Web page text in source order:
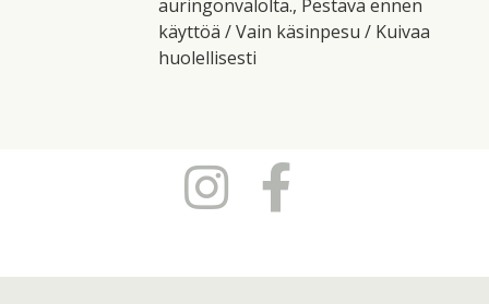
auringonvalolta., Pestävä ennen
käyttöä / Vain käsinpesu / Kuivaa
huolellisesti